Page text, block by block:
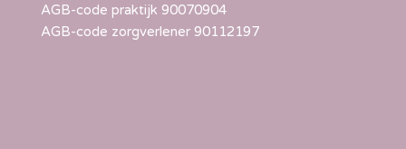
AGB-code praktijk 90070904
AGB-code zorgverlener 90112197